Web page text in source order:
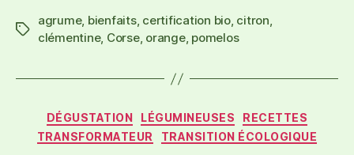
agrume, bienfaits, certification bio, citron,
clémentine, Corse, orange, pomelos
DÉGUSTATION LÉGUMINEUSES
RECETTES
TRANSFORMATEUR
TRANSITION ÉCOLOGIQUE